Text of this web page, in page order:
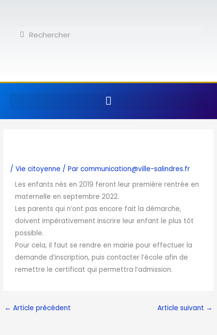
contenuRechercher
Rechercher
/Vie citoyenne / Parcommunication@ville-salindres.fr
Les enfants nés en 2019 feront leur première rentrée en
maternelle en septembre 2022.
Les parents qui n’ont pas encore fait la démarche,
doivent impérativement inscrire leur enfant le plus tôt
possible.
Pour cela, il faut se rendre en mairie pour effectuer la
demande d’inscription, puis contacter l’école afin de
remettre le certificat qui permettra l’admission.
← Article précédent Article suivant →